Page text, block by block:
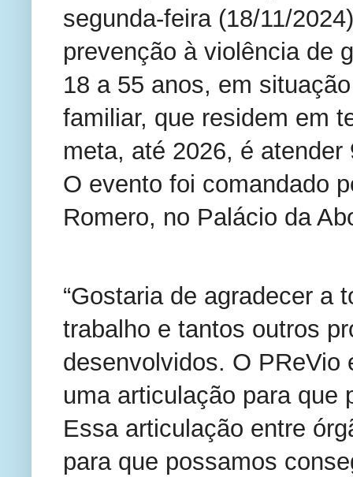
segunda-feira (18/11/
prevenção à violência de
18 a 55 anos, em
familiar, que residem em
meta, até 2026, é
O evento foi comandado
Romero, no Palácio da
“Gostaria de agradecer a
trabalho e tantos outros
desenvolvidos. O PReVio
uma articulação para que
Essa articulação entre
para que possamos